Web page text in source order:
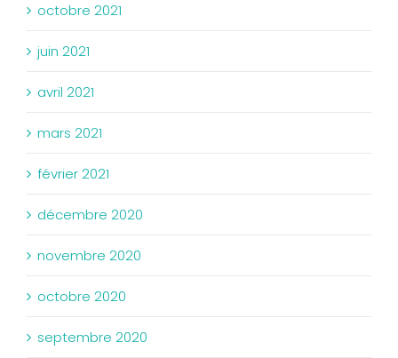
octobre 2021
juin 2021
avril 2021
mars 2021
février 2021
décembre 2020
novembre 2020
octobre 2020
septembre 2020